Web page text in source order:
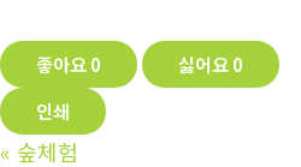
좋아요0 싫어요0
인쇄
« 숲체험